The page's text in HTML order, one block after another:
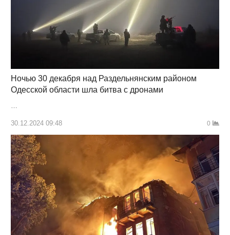
Ночью 30 декабря над Раздельнянским районом
Одесской области шла битва с дронами
30.12.2024 09:48 0